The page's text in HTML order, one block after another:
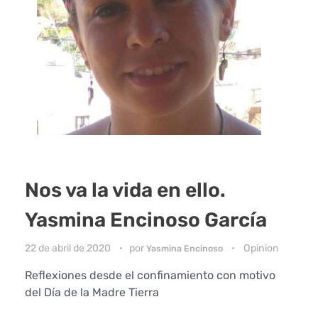
Nos va la vida en ello.
Yasmina Encinoso García
22 de abril de 2020 por Yasmina Encinoso Opinion
Reflexiones desde el confinamiento con motivo
del Día de la Madre Tierra